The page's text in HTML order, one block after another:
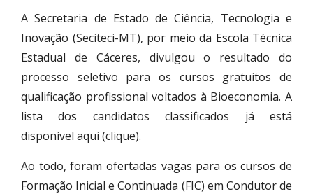
A Secretaria de Estado de Ciência, Tecnologia e
Inovação (Seciteci-MT), por meio da Escola Técnica
Estadual de Cáceres, divulgou o resultado do
processo seletivo para os cursos gratuitos de
qualificação profissional voltados à Bioeconomia. A
lista dos candidatos classificados já está
disponível aqui (clique).
Ao todo, foram ofertadas vagas para os cursos de
Formação Inicial e Continuada (FIC) em Condutor de